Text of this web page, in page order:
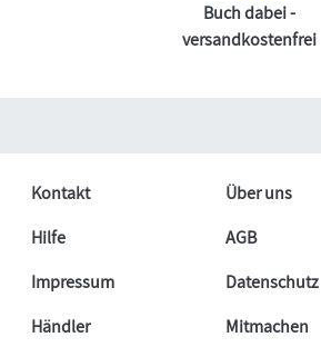
Buch dabei -
versandkostenfrei
Kontakt
Über uns
Hilfe
AGB
Impressum
Datenschutz
Händler
Mitmachen